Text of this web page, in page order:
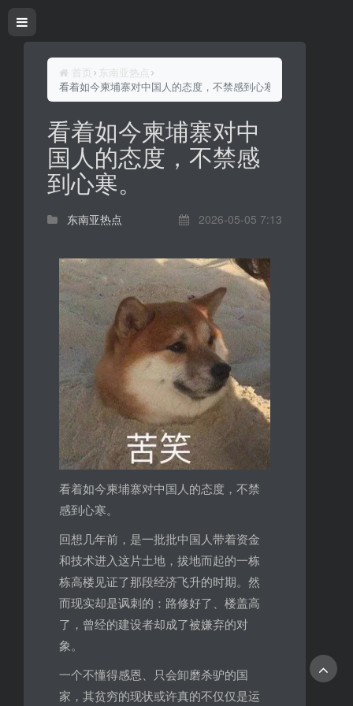
首页
东南亚热点
看着如今柬埔寨对中国人的态度，不禁感到心寒。
看着如今柬埔寨对中
国人的态度，不禁感
到心寒。
东南亚热点 2026-05-05 7:13
看着如今柬埔寨对中国人的态度，不禁
感到心寒。
回想几年前，是一批批中国人带着资金
和技术进入这片土地，拔地而起的一栋
栋高楼见证了那段经济飞升的时期。然
而现实却是讽刺的：路修好了、楼盖高
了，曾经的建设者却成了被嫌弃的对
象。
一个不懂得感恩、只会卸磨杀驴的国
家，其贫穷的现状或许真的不仅仅是运